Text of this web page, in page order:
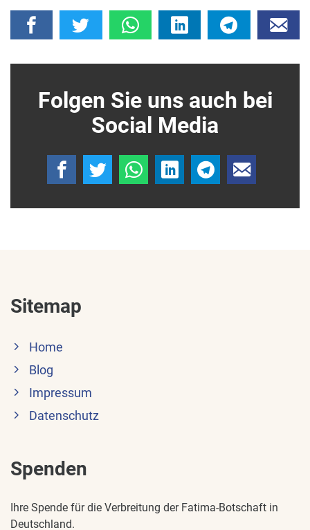
Folgen Sie uns auch bei
Social Media
Sitemap
Home
Blog
Impressum
Datenschutz
Spenden
Ihre Spende für die Verbreitung der Fatima-Botschaft in
Deutschland.